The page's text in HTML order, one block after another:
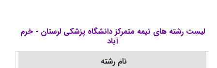
لیست رشته های نیمه متمرکز دانشگاه پزشکی لرستان - خرم
آباد
نام رشته